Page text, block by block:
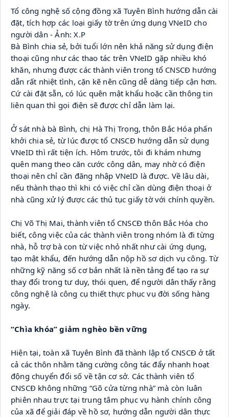
Tổ công nghệ số cộng đồng xã Tuyên Bình hướng dẫn cài
đặt, tích hợp các loại giấy tờ trên ứng dụng VNeID cho
người dân - Ảnh: X.P
Bà Bình chia sẻ, bởi tuổi lớn nên khả năng sử dụng điện
thoại cũng như các thao tác trên VNeID gặp nhiều khó
khăn, nhưng được các thành viên trong tổ CNSCĐ hướng
dẫn rất nhiệt tình, cặn kẽ nên cũng dễ dàng tiếp cận hơn.
Cứ cài đặt sẵn, có lúc quên mật khẩu hoặc cần thông tin
liên quan thì gọi điện sẽ được chỉ dẫn làm lại.
Ở sát nhà bà Bình, chị Hà Thị Trọng, thôn Bắc Hóa phấn
khởi chia sẻ, từ lúc được tổ CNSCĐ hướng dẫn sử dụng
VNeID thì rất tiện ích. Hôm trước, tôi đi khám nhưng
quên mang theo căn cước công dân, may nhờ có điện
thoại nên chỉ cần đăng nhập VNeID là được. Về lâu dài,
nếu thành thạo thì khi có việc chỉ cần dùng điện thoại ở
nhà cũng xử lý được các thủ tục giấy tờ với chính quyền.
Chị Võ Thị Mai, thành viên tổ CNSCĐ thôn Bắc Hóa cho
biết, công việc của các thành viên trong nhóm là đi từng
nhà, hỗ trợ bà con từ việc nhỏ nhất như cài ứng dụng,
tạo mật khẩu, đến hướng dẫn nộp hồ sơ dịch vụ công. Từ
những kỹ năng số cơ bản nhất là nền tảng để tạo ra sự
thay đổi trong tư duy, thói quen, để người dân thấy rằng
công nghệ là công cụ thiết thực phục vụ đời sống hàng
ngày.
“Chìa khóa” giảm nghèo bền vững
Hiện tại, toàn xã Tuyên Bình đã thành lập tổ CNSCĐ ở tất
cả các thôn nhằm tăng cường công tác đẩy nhanh hoạt
động chuyển đổi số về tận cơ sở. Các thành viên tổ
CNSCĐ không những “Gõ cửa từng nhà” mà còn luân
phiên nhau trực tại trung tâm phục vụ hành chính công
của xã để giải đáp về hồ sơ, hướng dẫn người dân thực